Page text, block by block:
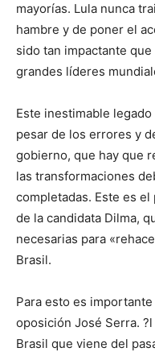
mayorías. Lula nunca
hambre y de poner el
sido tan impactante
grandes líderes
Este inestimable
pesar de los errores y
gobierno, que hay que
las transformaciones
completadas. Este es
de la candidata Dilma,
necesarias para
Brasil.
Para esto es
oposición José Serra.
Brasil que viene del